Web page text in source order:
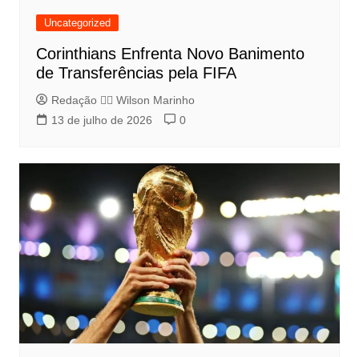
Uncategorized
Corinthians Enfrenta Novo Banimento
de Transferências pela FIFA
Redação 👨‍⚖️​ Wilson Marinho
13 de julho de 2026
0